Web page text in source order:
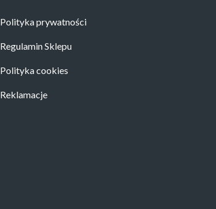
Polityka prywatności
Regulamin Sklepu
Polityka cookies
Reklamacje